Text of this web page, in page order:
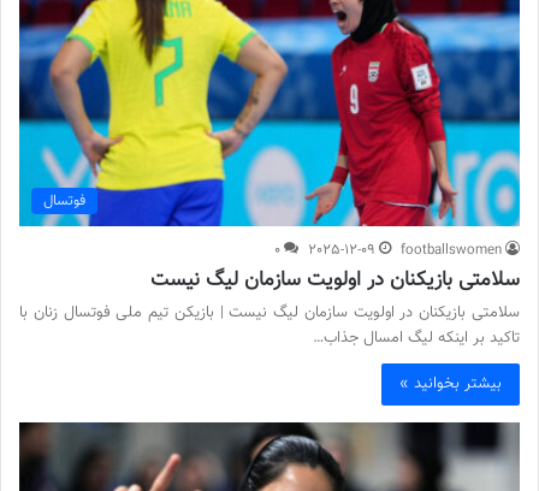
فوتسال
footballswomen
2025-12-09
0
سلامتی بازیکنان در اولویت سازمان لیگ نیست
سلامتی بازیکنان در اولویت سازمان لیگ نیست | بازیکن تیم ملی فوتسال زنان با
تاکید بر اینکه لیگ امسال جذاب…
بیشتر بخوانید »